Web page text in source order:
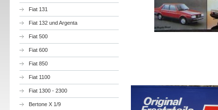
Fiat 131
Fiat 132 und Argenta
Fiat 500
Fiat 600
Fiat 850
Fiat 1100
Fiat 1300 - 2300
Bertone X 1/9